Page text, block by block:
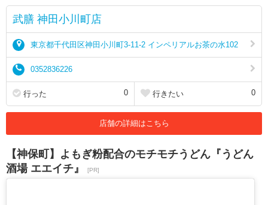
武膳 神田小川町店
東京都千代田区神田小川町3-11-2 インペリアルお茶の水102
0352836226
行った 0 行きたい 0
店舗の詳細はこちら
【神保町】よもぎ粉配合のモチモチうどん『うどん
酒場 エエイチ』
[PR]